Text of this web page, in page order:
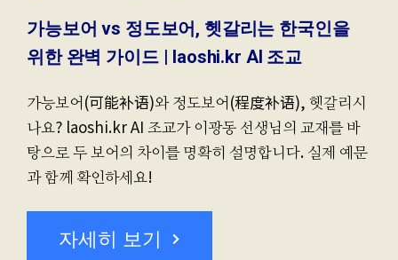
가능보어 vs 정도보어, 헷갈리는 한국인을
위한 완벽 가이드 | laoshi.kr AI 조교
가능보어(可能补语)와 정도보어(程度补语), 헷갈리시
나요? laoshi.kr AI 조교가 이광동 선생님의 교재를 바
탕으로 두 보어의 차이를 명확히 설명합니다. 실제 예문
과 함께 확인하세요!
자세히 보기